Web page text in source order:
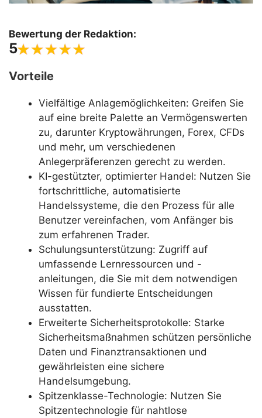
Bewertung der Redaktion:
5
Vorteile
Vielfältige Anlagemöglichkeiten: Greifen Sie
auf eine breite Palette an Vermögenswerten
zu, darunter Kryptowährungen, Forex, CFDs
und mehr, um verschiedenen
Anlegerpräferenzen gerecht zu werden.
KI-gestützter, optimierter Handel: Nutzen Sie
fortschrittliche, automatisierte
Handelssysteme, die den Prozess für alle
Benutzer vereinfachen, vom Anfänger bis
zum erfahrenen Trader.
Schulungsunterstützung: Zugriff auf
umfassende Lernressourcen und -
anleitungen, die Sie mit dem notwendigen
Wissen für fundierte Entscheidungen
ausstatten.
Erweiterte Sicherheitsprotokolle: Starke
Sicherheitsmaßnahmen schützen persönliche
Daten und Finanztransaktionen und
gewährleisten eine sichere
Handelsumgebung.
Spitzenklasse-Technologie: Nutzen Sie
Spitzentechnologie für nahtlose